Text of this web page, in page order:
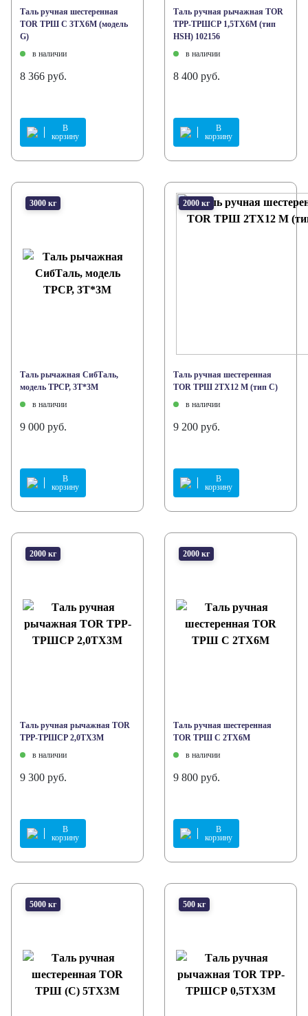
Таль ручная шестеренная
TOR ТРШ C 3ТХ6М (модель
G)
в наличии
8 366 руб.
В
корзину
Таль ручная рычажная TOR
ТРР-ТРШСР 1,5ТХ6М (тип
HSH) 102156
в наличии
8 400 руб.
В
корзину
3000 кг
Таль рычажная СибТаль,
модель ТРСР, 3Т*3М
в наличии
9 000 руб.
В
корзину
2000 кг
Таль ручная шестеренная
TOR ТРШ 2ТХ12 М (тип С)
в наличии
9 200 руб.
В
корзину
2000 кг
Таль ручная рычажная TOR
ТРР-ТРШСР 2,0ТХ3М
в наличии
9 300 руб.
В
корзину
2000 кг
Таль ручная шестеренная
TOR ТРШ C 2ТХ6М
в наличии
9 800 руб.
В
корзину
5000 кг 500 кг